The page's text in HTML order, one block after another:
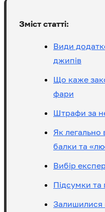
Зміст статті:
Види
джипів
Що каже
фари
Штрафи за
Як легально
балки та
Вибір
Підсумки
Залишилися